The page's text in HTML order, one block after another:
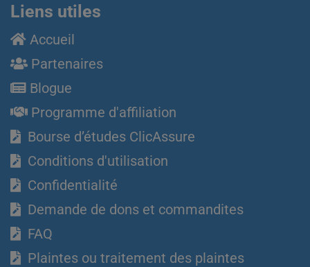
Liens utiles
Accueil
Partenaires
Blogue
Programme d'affiliation
Bourse d’études ClicAssure
Conditions d'utilisation
Confidentialité
Demande de dons et commandites
FAQ
Plaintes ou traitement des plaintes